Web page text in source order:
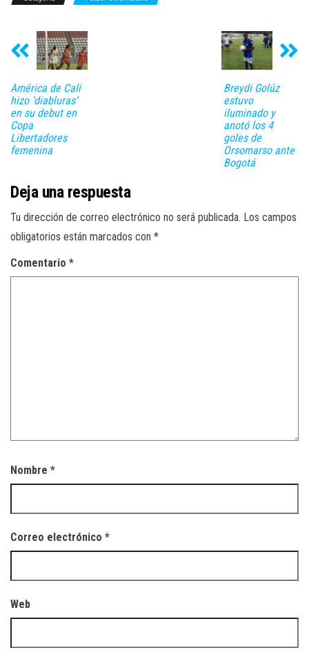
América de Cali
hizo ‘diabluras’
en su debut en
Copa
Libertadores
femenina
Breydi Golúz
estuvo
iluminado y
anotó los 4
goles de
Orsomarso ante
Bogotá
Deja una respuesta
Tu dirección de correo electrónico no será publicada. Los campos
obligatorios están marcados con *
Comentario *
Nombre *
Correo electrónico *
Web